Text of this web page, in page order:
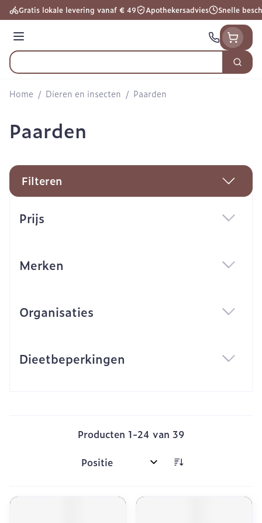
Ga naar de inhoud
Gratis lokale levering vanaf € 49 Apothekersadvies Snelle
Menu
Product, merk, categorie...
Zoek
Home / Dieren en insecten / Paarden
Paarden
Filteren
Prijs
Merken
Organisaties
Dieetbeperkingen
Producten 1-24 van 39
Sorteer op: